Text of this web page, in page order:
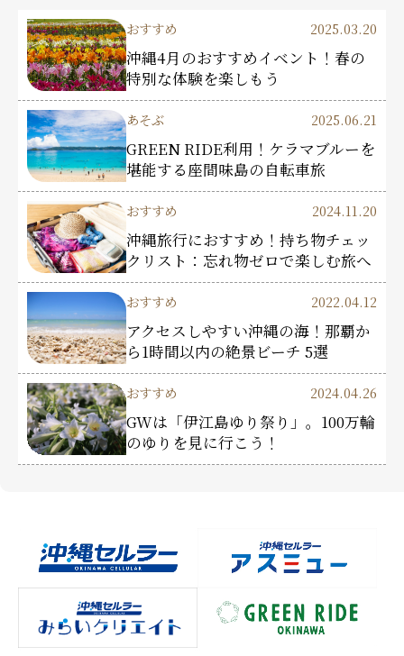
おすすめ 2025.03.20
沖縄4月のおすすめイベント！春の
特別な体験を楽しもう
あそぶ 2025.06.21
GREEN RIDE利用！ケラマブルーを
堪能する座間味島の自転車旅
おすすめ 2024.11.20
沖縄旅行におすすめ！持ち物チェッ
クリスト：忘れ物ゼロで楽しむ旅へ
おすすめ 2022.04.12
アクセスしやすい沖縄の海！那覇か
ら1時間以内の絶景ビーチ 5選
おすすめ 2024.04.26
GWは「伊江島ゆり祭り」。100万輪
のゆりを見に行こう！